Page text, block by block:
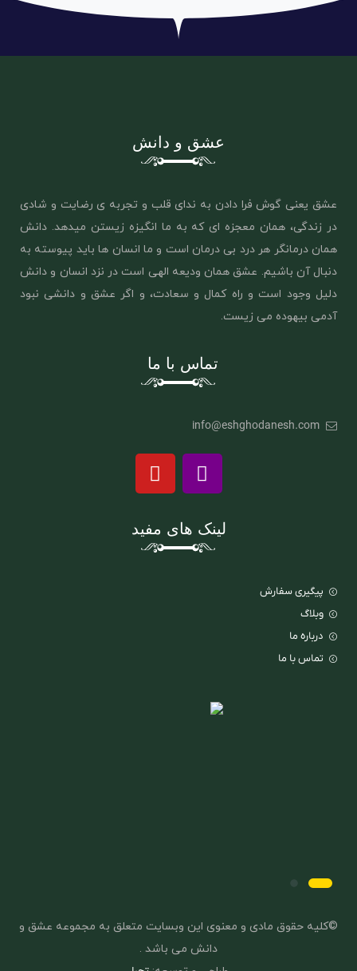
عشق و دانش
عشق یعنی گوش فرا دادن به ندای قلب و تجربه ی رضایت و شادی
در زندگی، همان معجزه ای که به ما انگیزه زیستن میدهد. دانش
همان درمانگر هر درد بی درمان است و ما انسان ها باید پیوسته به
دنبال آن باشیم. عشق همان ‌ودیعه الهی است در نزد انسان و دانش
دلیل وجود است و راه کمال و سعادت، و اگر عشق و دانشی نبود
آدمی بیهوده می زیست.
تماس با ما
info@eshghodanesh.com
لینک های مفید
پیگیری سفارش
وبلاگ
درباره ما
تماس با ما
©کلیه حقوق مادی و معنوی این وبسایت متعلق به مجموعه عشق و
دانش می باشد .